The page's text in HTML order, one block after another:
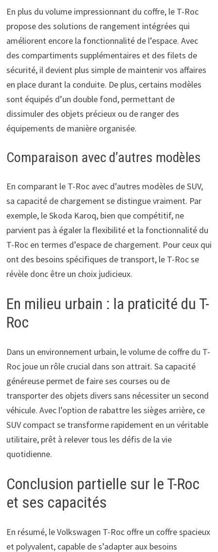
En plus du volume impressionnant du coffre, le T-Roc
propose des solutions de rangement intégrées qui
améliorent encore la fonctionnalité de l’espace. Avec
des compartiments supplémentaires et des filets de
sécurité, il devient plus simple de maintenir vos affaires
en place durant la conduite. De plus, certains modèles
sont équipés d’un double fond, permettant de
dissimuler des objets précieux ou de ranger des
équipements de manière organisée.
Comparaison avec d’autres modèles
En comparant le T-Roc avec d’autres modèles de SUV,
sa capacité de chargement se distingue vraiment. Par
exemple, le Skoda Karoq, bien que compétitif, ne
parvient pas à égaler la flexibilité et la fonctionnalité du
T-Roc en termes d’espace de chargement. Pour ceux qui
ont des besoins spécifiques de transport, le T-Roc se
révèle donc être un choix judicieux.
En milieu urbain : la praticité du T-
Roc
Dans un environnement urbain, le volume de coffre du T-
Roc joue un rôle crucial dans son attrait. Sa capacité
généreuse permet de faire ses courses ou de
transporter des objets divers sans nécessiter un second
véhicule. Avec l’option de rabattre les sièges arrière, ce
SUV compact se transforme rapidement en un véritable
utilitaire, prêt à relever tous les défis de la vie
quotidienne.
Conclusion partielle sur le T-Roc
et ses capacités
En résumé, le Volkswagen T-Roc offre un coffre spacieux
et polyvalent, capable de s’adapter aux besoins